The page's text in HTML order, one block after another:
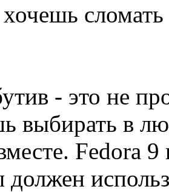
сломать
- это не
выбирать в
Fedora
должен